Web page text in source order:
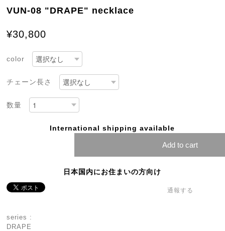
VUN-08 "DRAPE" necklace
¥30,800
color
チェーン長さ
数量
International shipping available
Add to cart
日本国内にお住まいの方向け
通報する
series :
DRAPE